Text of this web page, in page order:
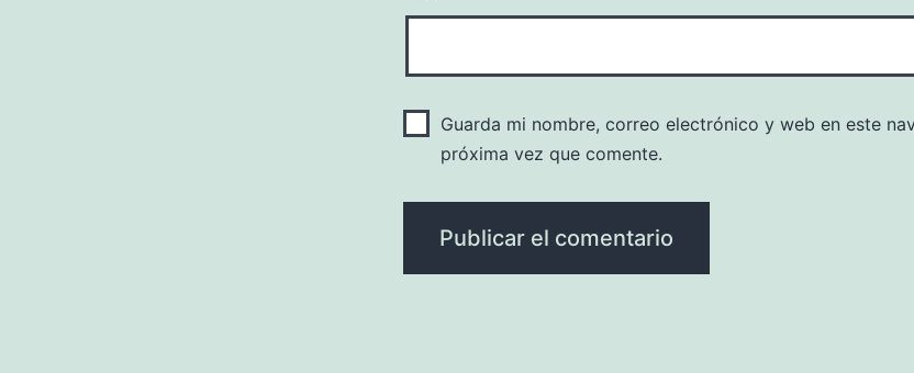
Guarda mi nombre, correo electrónico y web en este
próxima vez que comente.